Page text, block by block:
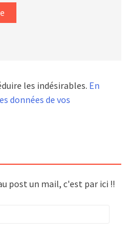
les indésirables. En
données de vos
post un mail, c'est par ici !!